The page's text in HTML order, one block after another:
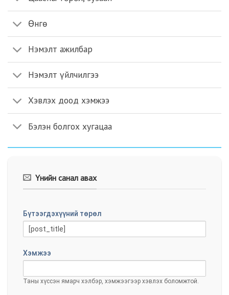
Өнгө
Нэмэлт ажилбар
Нэмэлт үйлчилгээ
Хэвлэх доод хэмжээ
Бэлэн болгох хугацаа
Үнийн санал авах
URILGA
MENDCHILGEE
Бүтээгдэхүүний төрөл
Хэмжээ
Таны хүссэн ямарч хэлбэр, хэмжээгээр хэвлэх боломжтой.